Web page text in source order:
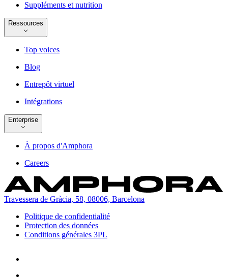
Suppléments et nutrition
Ressources
Top voices
Blog
Entrepôt virtuel
Intégrations
Enterprise
À propos d'Amphora
Careers
Travessera de Gràcia, 58, 08006, Barcelona
Politique de confidentialité
Protection des données
Conditions générales 3PL